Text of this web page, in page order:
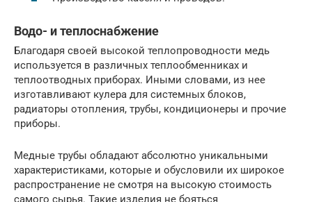
Водо- и теплоснабжение
Благодаря своей высокой теплопроводности медь
используется в различных теплообменниках и
теплоотводных приборах. Иными словами, из нее
изготавливают кулера для системных блоков,
радиаторы отопления, трубы, кондиционеры и прочие
приборы.
Медные трубы обладают абсолютно уникальными
характеристиками, которые и обусловили их широкое
распространение не смотря на высокую стоимость
самого сырья. Такие изделия не бояться